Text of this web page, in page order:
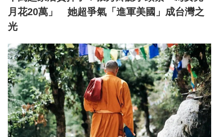
月花20萬」 她超爭氣「進軍美國」成台灣之
光